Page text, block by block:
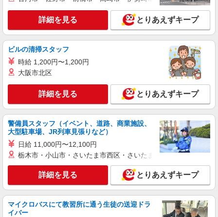
派遣社員
パーソルテンプスタッフ株式会社 静岡コーディネートセンター（浜
松）/26-0538468
［8月開始］未経験OK☆10-19時＆朝ゆっくり
♪○物流会社での事務
時給1400円 【月収例】￥235,200（￥1400×8
時間×21日） +残業代 +交通費
静岡県掛川市／最寄駅：掛川駅、菊川（静岡
県）駅 ≪車通勤可≫ 駐車場は無料で利用できま
す。
キープ 詳細を見る
派遣社員
パーソルテンプスタッフ株式会社 静岡コーディネートセンター（浜
松）/26-0482191
＜＜未経験OK＆安定業界＞＞人の暮らしを支
える仕事♪物流事務でやりがい◎
時給1400円 【月収例】￥235,200（￥1400×8
時間×21日） +残業代 +交通費
静岡県掛川市／最寄駅：掛川駅、菊川（静岡
県）駅 ≪車通勤可≫ 駐車場は無料で利用できま
詳細を見る とりあえずキープ
ビルの清掃スタッフ
時給 1,200円〜1,200円
大阪市北区
詳細を見る とりあえずキープ
警備員スタッフ（イベント、道路、商業施設、
大型駐車場、JR列車見張りなど）
日給 11,000円〜12,100円
栃木市・小山市・さいたま市西区・さいたま市岩槻区・久喜市・
詳細を見る とりあえずキープ
マイクロバスにて教習所に通う生徒の送迎ドラ
イバー